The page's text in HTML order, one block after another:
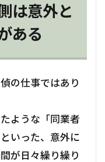
は意外と
ある
の仕事ではあり
ような「同業者
いった、意外に
が日々繰り繰り